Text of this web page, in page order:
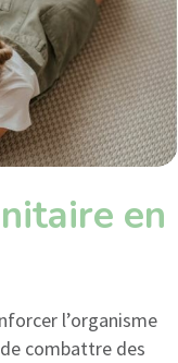
en
l’organisme
combattre des